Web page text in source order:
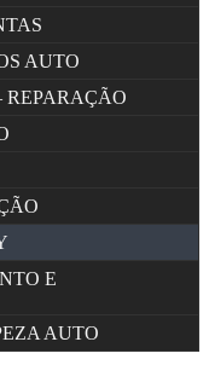
AUTO
REPARAÇÃO
E
AUTO